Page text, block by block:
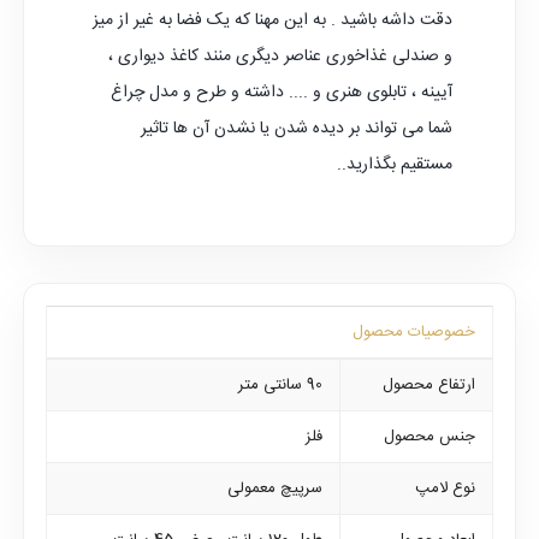
دقت داشه باشید . به این مهنا که یک فضا به غیر از میز
و صندلی غذاخوری عناصر دیگری منند کاغذ دیواری ،
آیینه ، تابلوی هنری و .... داشته و طرح و مدل چراغ
شما می تواند بر دیده شدن یا نشدن آن ها تاثیر
مستقیم بگذارید..
خصوصیات محصول
ارتفاع محصول
90 سانتی متر
جنس محصول
فلز
نوع لامپ
سرپیچ معمولی